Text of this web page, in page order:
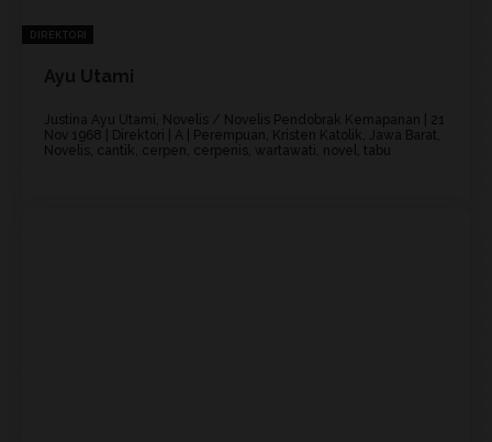
DIREKTORI
Ayu Utami
Justina Ayu Utami, Novelis / Novelis Pendobrak Kemapanan | 21
Nov 1968 | Direktori | A | Perempuan, Kristen Katolik, Jawa Barat,
Novelis, cantik, cerpen, cerpenis, wartawati, novel, tabu